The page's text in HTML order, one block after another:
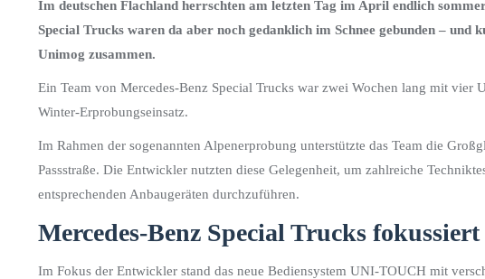
Im deutschen Flachland herrschten am letzten Tag im April endlich
Special Trucks waren da aber noch gedanklich im Schnee gebunden –
Unimog zusammen.
Ein Team von Mercedes-Benz Special Trucks war zwei Wochen lang mit vier
Winter-Erprobungseinsatz.
Im Rahmen der sogenannten Alpenerprobung unterstützte das Team die
Passstraße. Die Entwickler nutzten diese Gelegenheit, um zahlreiche
entsprechenden Anbaugeräten durchzuführen.
Mercedes-Benz Special Trucks fokussiert
Im Fokus der Entwickler stand das neue Bediensystem UNI-TOUCH mit